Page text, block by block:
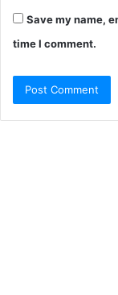
Save my name,
time I comment.